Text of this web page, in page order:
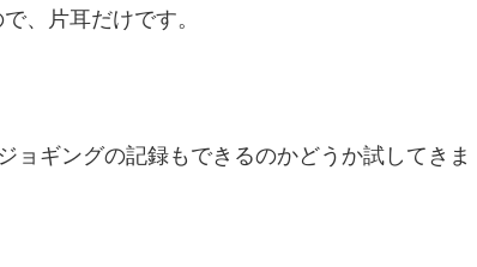
、片耳だけです。
ョギングの記録もできるのかどうか試してきま